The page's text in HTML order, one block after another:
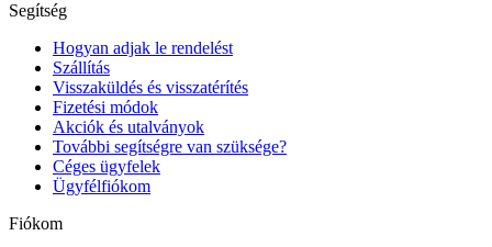
Segítség
Hogyan adjak le rendelést
Szállítás
Visszaküldés és visszatérítés
Fizetési módok
Akciók és utalványok
További segítségre van szüksége?
Céges ügyfelek
Ügyfélfiókom
Fiókom